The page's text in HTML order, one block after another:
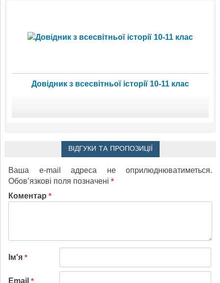
Довідник з всесвітньої історії 10-11 клас
ВІДГУКИ ТА ПРОПОЗИЦІЇ
Ваша e-mail адреса не оприлюднюватиметься.
Обов’язкові поля позначені *
Коментар *
Ім'я *
Email *